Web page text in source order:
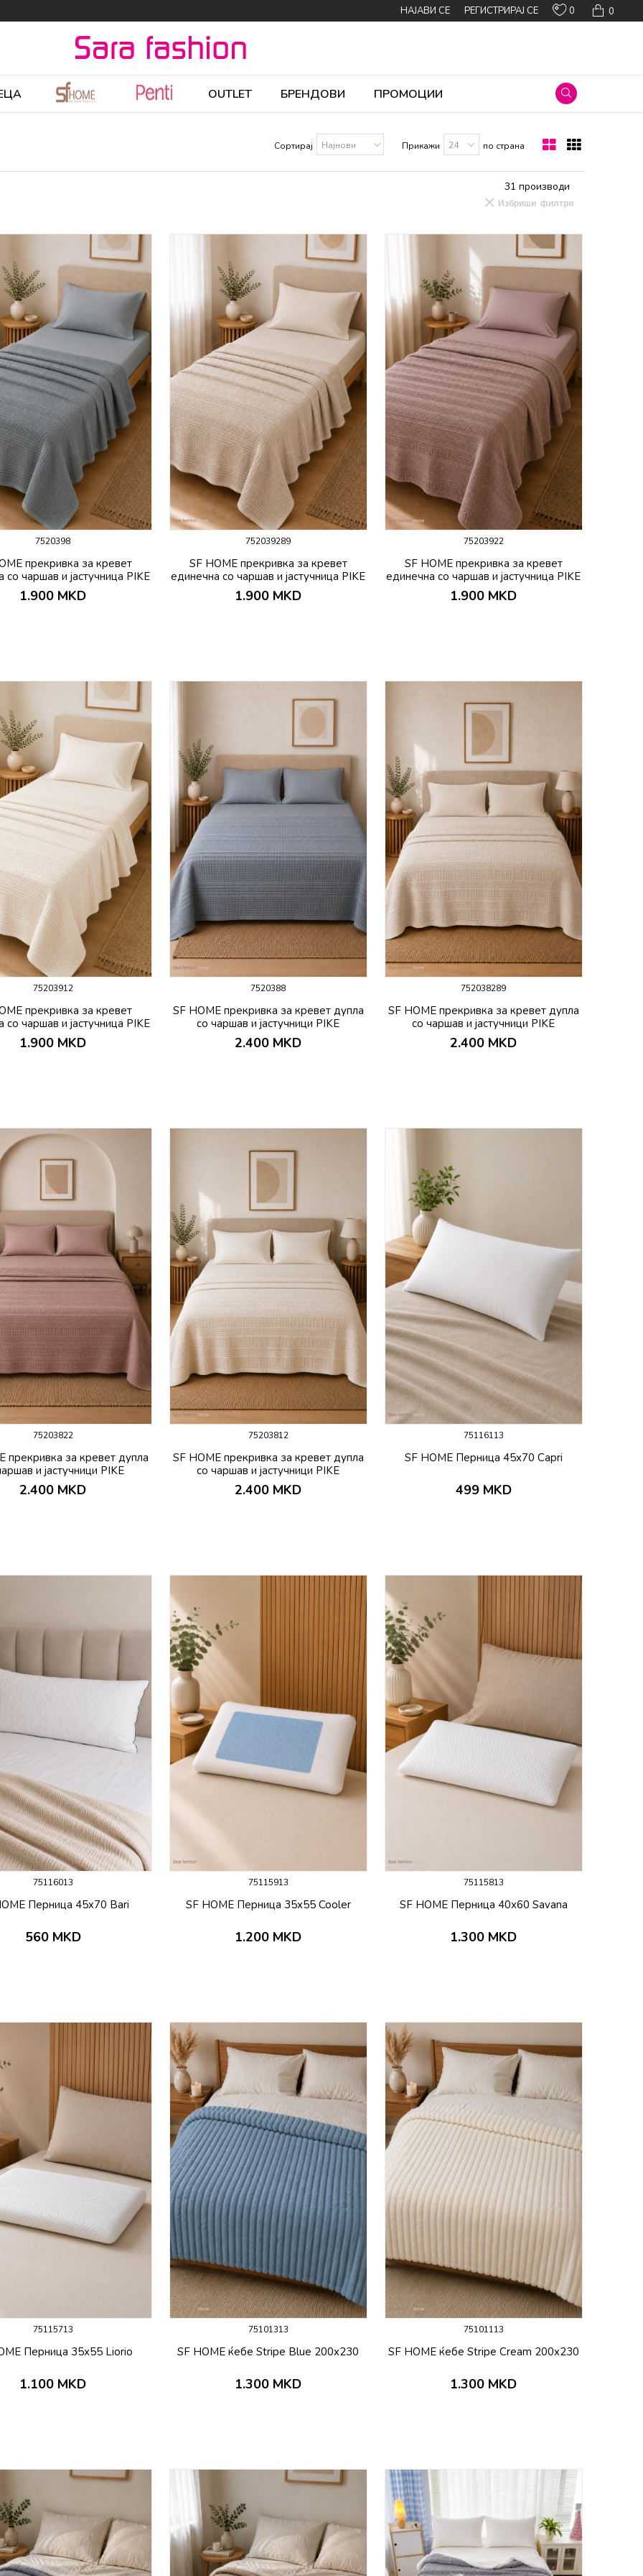
0
0
НАЈАВИ СЕ РЕГИСТРИРАЈ СЕ
OUTLET БРЕНДОВИ ПРОМОЦИИ
Сортирај Прикажи по страна
31 производи
Избриши филтри
7520398
прекривка за кревет
со чаршав и јастучница PIKE
1.900 MKD
752039289
SF HOME прекривка за кревет
единечна со чаршав и јастучница PIKE
1.900 MKD
75203922
SF HOME прекривка за кревет
единечна со чаршав и јастучница PIKE
1.900 MKD
75203912
прекривка за кревет
со чаршав и јастучница PIKE
1.900 MKD
7520388
SF HOME прекривка за кревет дупла
со чаршав и јастучници PIKE
2.400 MKD
752038289
SF HOME прекривка за кревет дупла
со чаршав и јастучници PIKE
2.400 MKD
75203822
прекривка за кревет дупла
и јастучници PIKE
2.400 MKD
75203812
SF HOME прекривка за кревет дупла
со чаршав и јастучници PIKE
2.400 MKD
75116113
SF HOME Перница 45x70 Capri
499 MKD
75116013
Перница 45x70 Bari
560 MKD
75115913
SF HOME Перница 35x55 Cooler
1.200 MKD
75115813
SF HOME Перница 40x60 Savana
1.300 MKD
75115713
Перница 35х55 Liorio
1.100 MKD
75101313
SF HOME ќебе Stripe Blue 200x230
1.300 MKD
75101113
SF HOME ќебе Stripe Cream 200x230
1.300 MKD